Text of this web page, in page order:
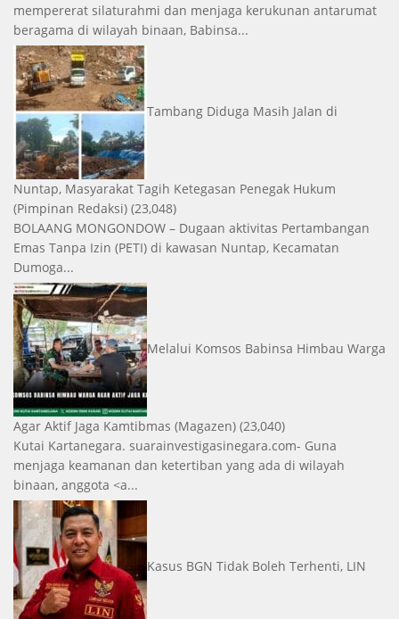
mempererat silaturahmi dan menjaga kerukunan antarumat
beragama di wilayah binaan, Babinsa...
Tambang Diduga Masih Jalan di
Nuntap, Masyarakat Tagih Ketegasan Penegak Hukum
(Pimpinan Redaksi) (23,048)
BOLAANG MONGONDOW – Dugaan aktivitas Pertambangan
Emas Tanpa Izin (PETI) di kawasan Nuntap, Kecamatan
Dumoga...
Melalui Komsos Babinsa Himbau Warga
Agar Aktif Jaga Kamtibmas (Magazen) (23,040)
Kutai Kartanegara. suarainvestigasinegara.com- Guna
menjaga keamanan dan ketertiban yang ada di wilayah
binaan, anggota <a...
Kasus BGN Tidak Boleh Terhenti, LIN